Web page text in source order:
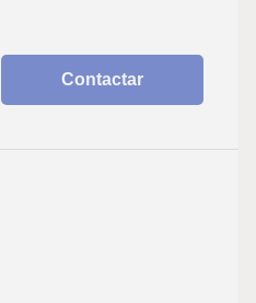
Contactar